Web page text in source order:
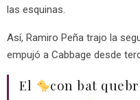
las esquinas.
Así, Ramiro Peña trajo la
empujó a Cabbage desde
El
con bat